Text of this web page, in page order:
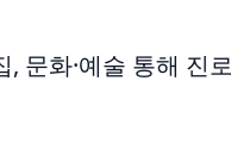
문화·예술 통해 진